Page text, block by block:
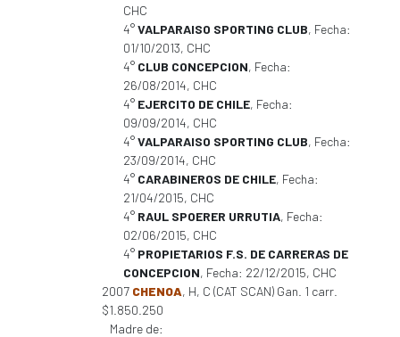
CHC
4°VALPARAISO SPORTING CLUB, Fecha:
01/10/2013, CHC
4° CLUB CONCEPCION, Fecha:
26/08/2014, CHC
4° EJERCITO DE CHILE, Fecha:
09/09/2014, CHC
4°VALPARAISO SPORTING CLUB, Fecha:
23/09/2014, CHC
4° CARABINEROS DE CHILE, Fecha:
21/04/2015, CHC
4° RAUL SPOERER URRUTIA, Fecha:
02/06/2015, CHC
4° PROPIETARIOS F.S. DE CARRERAS DE
CONCEPCION, Fecha: 22/12/2015, CHC
2007 CHENOA, H, C (CAT SCAN) Gan. 1 carr.
$1.850.250
Madre de: